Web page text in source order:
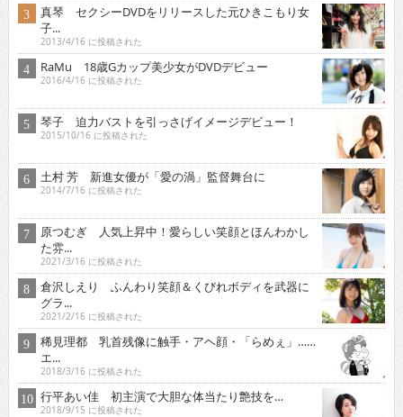
真琴 セクシーDVDをリリースした元ひきこもり女
子...
2013/4/16 に投稿された
RaMu 18歳Gカップ美少女がDVDデビュー
2016/4/16 に投稿された
琴子 迫力バストを引っさげイメージデビュー！
2015/10/16 に投稿された
土村 芳 新進女優が「愛の渦」監督舞台に
2014/7/16 に投稿された
原つむぎ 人気上昇中！愛らしい笑顔とほんわかし
た雰...
2021/3/16 に投稿された
倉沢しえり ふんわり笑顔＆くびれボディを武器に
グラ...
2021/2/16 に投稿された
稀見理都 乳首残像に触手・アヘ顔・「らめぇ」……
エ...
2018/3/16 に投稿された
行平あい佳 初主演で大胆な体当たり艶技を…
2018/9/15 に投稿された